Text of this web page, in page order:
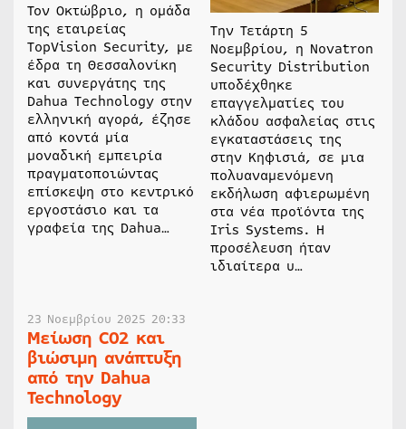
Τον Οκτώβριο, η ομάδα
της εταιρείας
TopVision Security, με
έδρα τη Θεσσαλονίκη
και συνεργάτης της
Dahua Technology στην
ελληνική αγορά, έζησε
από κοντά μία
μοναδική εμπειρία
πραγματοποιώντας
επίσκεψη στο κεντρικό
εργοστάσιο και τα
γραφεία της Dahua…
Την Τετάρτη 5
Νοεμβρίου, η Novatron
Security Distribution
υποδέχθηκε
επαγγελματίες του
κλάδου ασφαλείας στις
εγκαταστάσεις της
στην Κηφισιά, σε μια
πολυαναμενόμενη
εκδήλωση αφιερωμένη
στα νέα προϊόντα της
Iris Systems. Η
προσέλευση ήταν
ιδιαίτερα υ…
23 Νοεμβρίου 2025 20:33
Μείωση CO2 και
βιώσιμη ανάπτυξη
από την Dahua
Technology